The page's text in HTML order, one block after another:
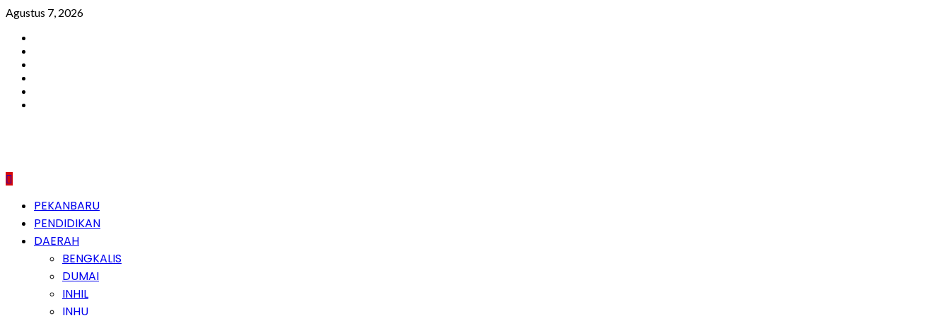
Skip
content
Agustus 7, 2026
PrimaryPEKANBARU
PENDIDIKAN
DAERAH
BENGKALIS
DUMAI
INHIL
INHU